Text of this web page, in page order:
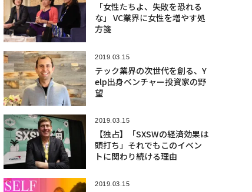
「女性たちよ、失敗を恐れる
な」 VC業界に女性を増やす処
方箋
2019.03.15
テック業界の次世代を創る、Y
elp出身ベンチャー投資家の野
望
2019.03.15
【独占】「SXSWの経済効果は
頭打ち」それでもこのイベン
トに関わり続ける理由
2019.03.15